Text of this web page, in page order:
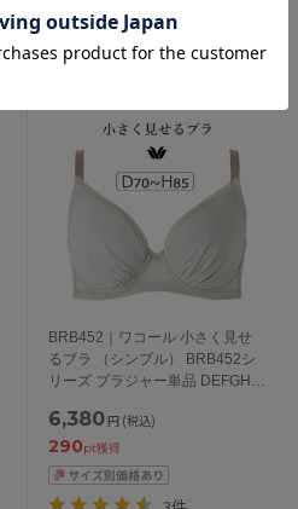
BRB452｜ワコール 小さく見せ
るブラ （シンプル） BRB452シ
リーズ ブラジャー単品 DEFGHカ
65/70/75/80/85/90/95/100cm
6,380 円 (税込)
290pt獲得